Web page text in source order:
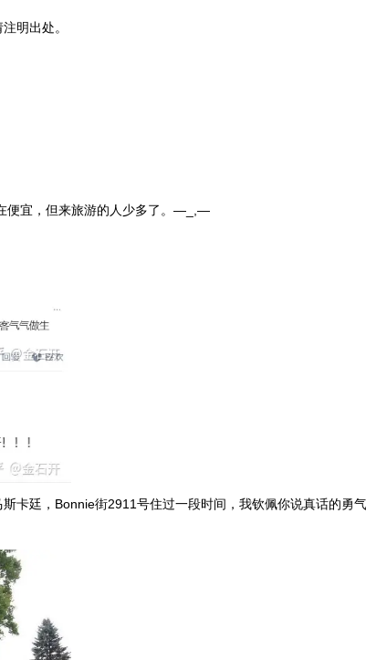
明出处。
便宜，但来旅游的人少多了。—_,—
卡廷，Bonnie街2911号住过一段时间，我钦佩你说真话的勇